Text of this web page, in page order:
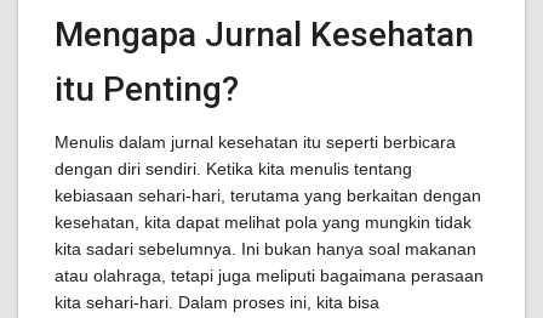
Mengapa Jurnal Kesehatan
itu Penting?
Menulis dalam jurnal kesehatan itu seperti berbicara
dengan diri sendiri. Ketika kita menulis tentang
kebiasaan sehari-hari, terutama yang berkaitan dengan
kesehatan, kita dapat melihat pola yang mungkin tidak
kita sadari sebelumnya. Ini bukan hanya soal makanan
atau olahraga, tetapi juga meliputi bagaimana perasaan
kita sehari-hari. Dalam proses ini, kita bisa